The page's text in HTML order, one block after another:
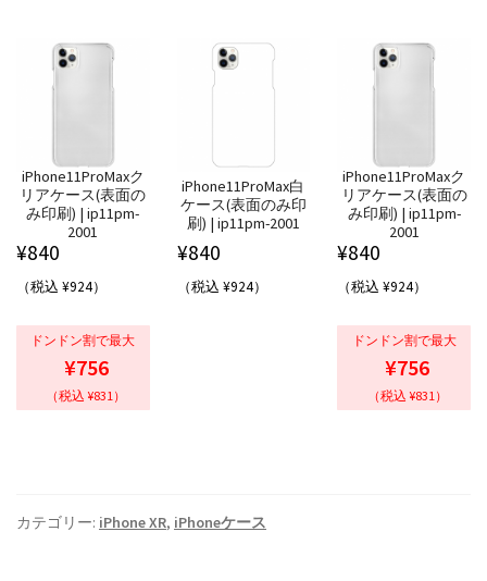
iPhone11ProMaxク
リアケース(表面の
み印刷) | ip11pm-
2001
¥840
（税込 ¥924）
ドンドン割で最大
¥756
（税込 ¥831）
iPhone11ProMax白
ケース(表面のみ印
刷) | ip11pm-2001
¥840
（税込 ¥924）
iPhone11ProMaxク
リアケース(表面の
み印刷) | ip11pm-
2001
¥840
（税込 ¥924）
ドンドン割で最大
¥756
（税込 ¥831）
カテゴリー: iPhone XR, iPhoneケース